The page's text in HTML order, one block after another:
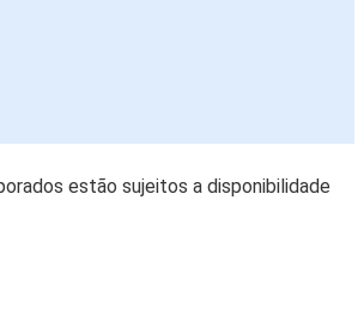
estão sujeitos a disponibilidade